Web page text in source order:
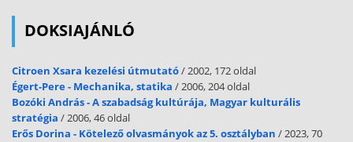
DOKSIAJÁNLÓ
Citroen Xsara kezelési útmutató/ 2002, 172 oldal
Égert-Pere - Mechanika, statika / 2006, 204 oldal
Bozóki András - A szabadság kultúrája, Magyar kulturális
stratégia / 2006, 46 oldal
Erős Dorina - Kötelező olvasmányok az 5. osztályban / 2023, 70